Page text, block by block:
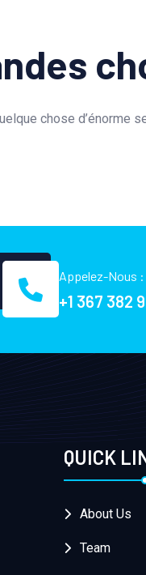
chose d’énorme
Appelez-Nous :
+1 367 382
QUICK
About Us
Team